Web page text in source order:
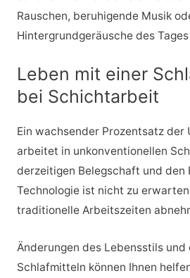
Rauschen, beruhigende Musik
Hintergrundgeräusche des
Leben mit einer
bei Schichtarbeit
Ein wachsender Prozentsatz der
arbeitet in unkonventionellen
derzeitigen Belegschaft und
Technologie ist nicht zu
traditionelle Arbeitszeiten
Änderungen des Lebensstils und
Schlafmitteln können Ihnen